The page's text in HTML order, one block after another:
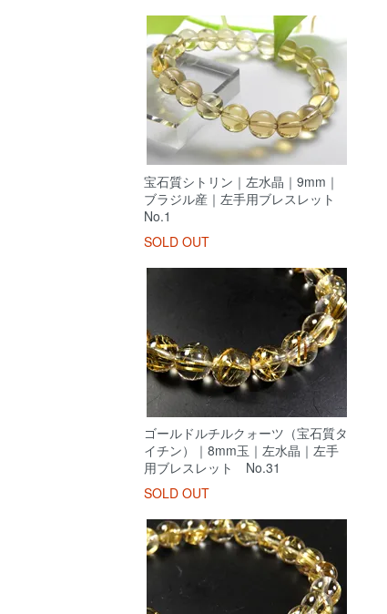
宝石質シトリン｜左水晶｜9mm｜
ブラジル産｜左手用ブレスレット
No.1
SOLD OUT
ゴールドルチルクォーツ（宝石質タ
イチン）｜8mm玉｜左水晶｜左手
用ブレスレット No.31
SOLD OUT